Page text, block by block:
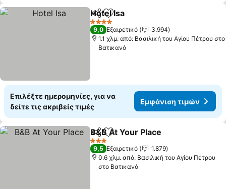
Κοινοποίηση
Προσθήκη στα αγαπημένα
Hotel Isa
4 Αστέρια
9,0 Εξαιρετικό
3.994
1.1 χλμ. από: Βασιλική του Αγίου Πέτρου στο
Βατικανό
Επιλέξτε ημερομηνίες, για να
δείτε τις ακριβείς τιμές
Εμφάνιση τιμών
Κοινοποίηση
Προσθήκη στα αγαπημένα
B&B At Your Place
3 Αστέρια
9,5 Εξαιρετικό
1.879
0.6 χλμ. από: Βασιλική του Αγίου Πέτρου
στο Βατικανό